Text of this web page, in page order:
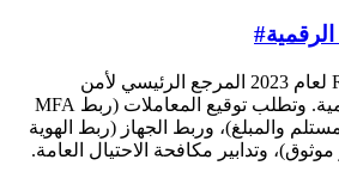
#
الرقمية. وتطلب توقيع المعاملات (ربط MFA
والمبلغ)، وربط الجهاز (ربط الهوية
وتدابير مكافحة الاحتيال العامة.